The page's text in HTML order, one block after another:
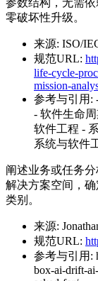
零破坏性升级。
来源: ISO/
规范URL:
life-cycle-
mission-
参考与引用:
- 软件生命周
软件工程 -
系统与软件
阐述业务或任务
解决方案空间，
类别。
来源:
规范URL:
参考与引用:
box-ai-drift-